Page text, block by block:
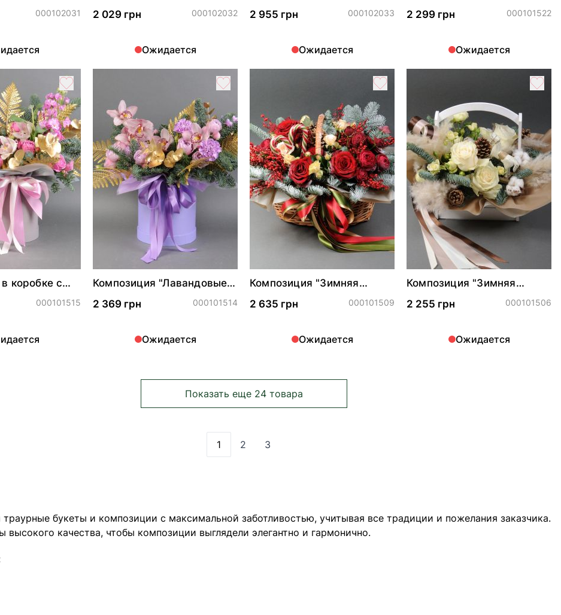
000102031
2 029 грн
000102032
Ожидается
2 955 грн
000102033
Ожидается
2 299 грн
000101522
Ожидается
коробке с
000101515
Композиция "Лавандовые
2 369 грн
000101514
Ожидается
Композиция "Зимняя
2 635 грн
000101509
Ожидается
Композиция "Зимняя
2 255 грн
000101506
Ожидается
Показать еще 24 товара
Вы сейчас читаете страницу
1 Страница
2 Страница
3
букеты и композиции с максимальной заботливостью, учитывая все традиции и пожелания заказчика.
качества, чтобы композиции выглядели элегантно и гармонично.